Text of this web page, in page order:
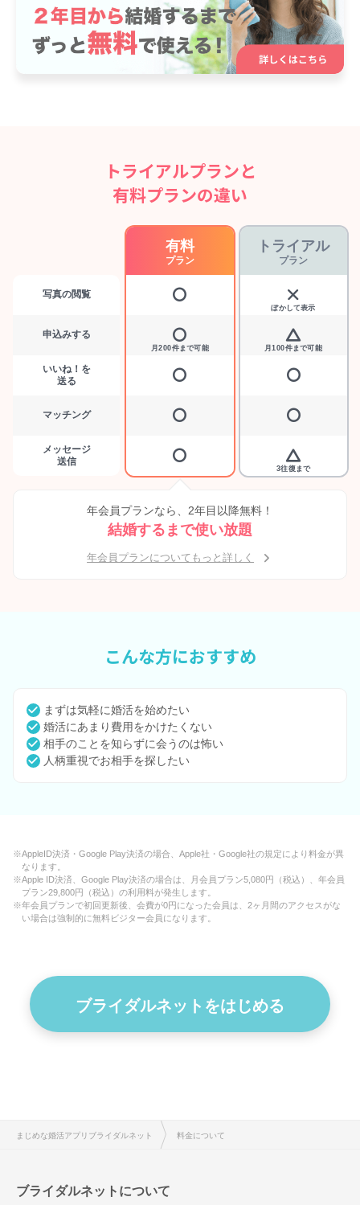
トライアルプランと
有料プランの違い
写真の閲覧
申込みする
いいね！を
送る
マッチング
メッセージ
送信
有料
プラン
月200件まで可能
トライアル
プラン
ぼかして表示
月100件まで可能
3往復まで
年会員プランなら、2年目以降無料！
結婚するまで使い放題
年会員プランについてもっと詳しく
こんな方におすすめ
まずは気軽に婚活を始めたい
婚活にあまり費用をかけたくない
相手のことを知らずに会うのは怖い
人柄重視でお相手を探したい
※AppleID決済・Google Play決済の場合、Apple社・Google社の規定により料金が異
なります。
※Apple ID決済、Google Play決済の場合は、月会員プラン5,080円（税込）、年会員
プラン29,800円（税込）の利用料が発生します。
※年会員プランで初回更新後、会費が0円になった会員は、2ヶ月間のアクセスがな
い場合は強制的に無料ビジター会員になります。
ブライダルネットをはじめる
まじめな婚活アプリブライダルネット 料金について
ブライダルネットについて